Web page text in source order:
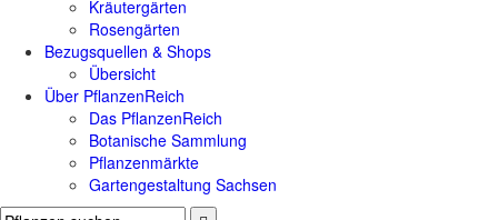
Kräutergärten
Rosengärten
Bezugsquellen & Shops
Übersicht
Über PflanzenReich
Das PflanzenReich
Botanische Sammlung
Pflanzenmärkte
Gartengestaltung Sachsen